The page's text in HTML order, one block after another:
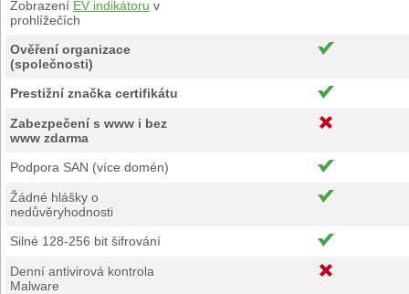
Zobrazení EV indikátoru v
prohlížečích
Ověření organizace
(společnosti)
Prestižní značka certifikátu
Zabezpečení s www i bez
www zdarma
Podpora SAN (více domén)
Žádné hlášky o
nedůvěryhodnosti
Silné 128-256 bit šifrování
Denní antivirová kontrola
Malware